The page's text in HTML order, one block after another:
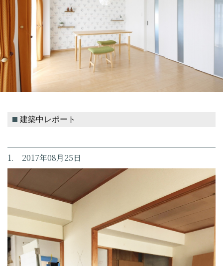
建築中レポート
1. 2017年08月25日